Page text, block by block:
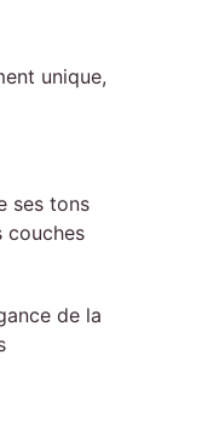
unique,
ses tons
couches
de la